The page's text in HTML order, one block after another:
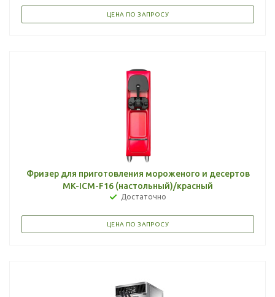
ЦЕНА ПО ЗАПРОСУ
Фризер для приготовления мороженого и десертов
MK-ICM-F16 (настольный)/красный
Достаточно
ЦЕНА ПО ЗАПРОСУ